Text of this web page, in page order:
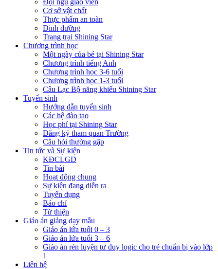
Đội ngũ giáo viên
Cơ sở vật chất
Thực phẩm an toàn
Dinh dưỡng
Trang trại Shining Star
Chương trình học
Một ngày của bé tại Shining Star
Chương trình tiếng Anh
Chương trình học 3-6 tuổi
Chương trình học 1-3 tuổi
Câu Lạc Bộ năng khiếu Shining Star
Tuyển sinh
Hướng dẫn tuyển sinh
Các hệ đào tạo
Học phí tại Shining Star
Đăng ký tham quan Trường
Câu hỏi thường gặp
Tin tức và Sự kiện
KĐCLGD
Tin bài
Hoạt động chung
Sự kiện đang diễn ra
Tuyển dụng
Báo chí
Từ thiện
Giáo án giảng dạy mẫu
Giáo án lứa tuổi 0 – 3
Giáo án lứa tuổi 3 – 6
Giáo án rèn luyện tư duy logic cho trẻ chuẩn bị vào lớp
1
Liên hệ